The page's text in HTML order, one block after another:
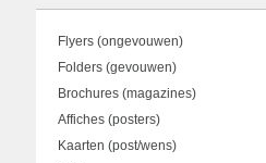
Flyers (ongevouwen)
Folders (gevouwen)
Brochures (magazines)
Affiches (posters)
Kaarten (post/wens)